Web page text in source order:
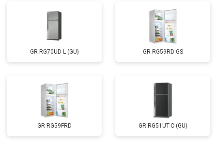
GR-RG70UD-L (GU) GR-RG59RD-GS
GR-RG59FRD GR-RG51UT-C (GU)